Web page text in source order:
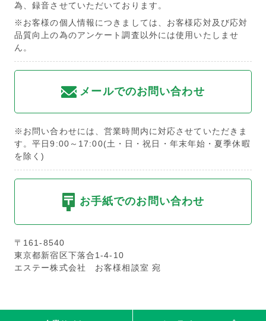
為、録音させていただいております。
※お客様の個人情報につきましては、お客様応対及び応対
品質向上の為のアンケート調査以外には使用いたしませ
ん。
メールでのお問い合わせ
※お問い合わせには、営業時間内に対応させていただきま
す。平日9:00～17:00(土・日・祝日・年末年始・夏季休暇
を除く)
お手紙でのお問い合わせ
〒161-8540
東京都新宿区下落合1-4-10
エステー株式会社 お客様相談室 宛